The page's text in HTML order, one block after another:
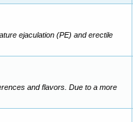
ejaculation (PE) and erectile
and flavors. Due to a more